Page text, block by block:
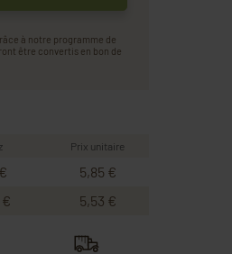
à notre programme de
être convertis en bon de
Prix unitaire
5,85 €
5,53 €